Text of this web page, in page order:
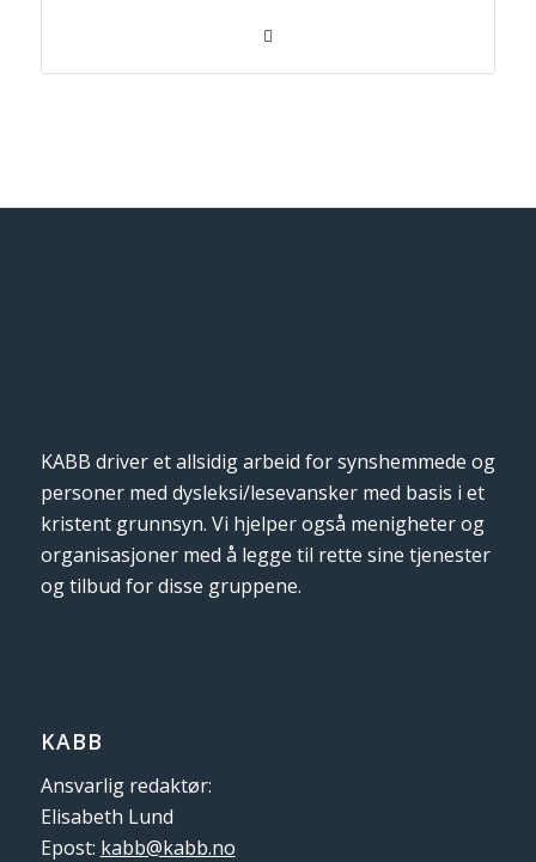
KABB driver et allsidig arbeid for synshemmede og
personer med dysleksi/lesevansker med basis i et
kristent grunnsyn. Vi hjelper også menigheter og
organisasjoner med å legge til rette sine tjenester
og tilbud for disse gruppene.
KABB
Ansvarlig redaktør:
Elisabeth Lund
Epost: kabb@kabb.no